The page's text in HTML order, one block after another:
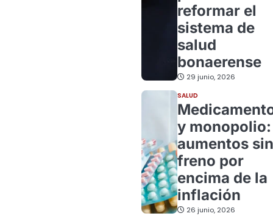
reformar el
sistema de
salud
bonaerense
29 junio, 2026
SALUD
y monopolio:
aumentos sin
freno por
encima de la
inflación
26 junio, 2026